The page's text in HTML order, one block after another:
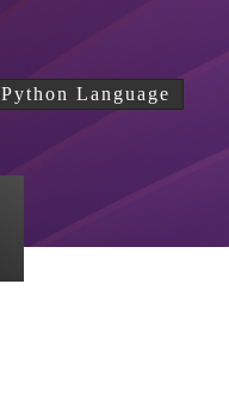
Python Language